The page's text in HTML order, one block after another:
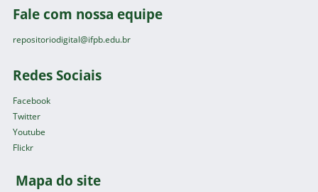
Fale com nossa equipe
repositoriodigital@ifpb.edu.br
Redes Sociais
Facebook
Twitter
Youtube
Flickr
Mapa do site